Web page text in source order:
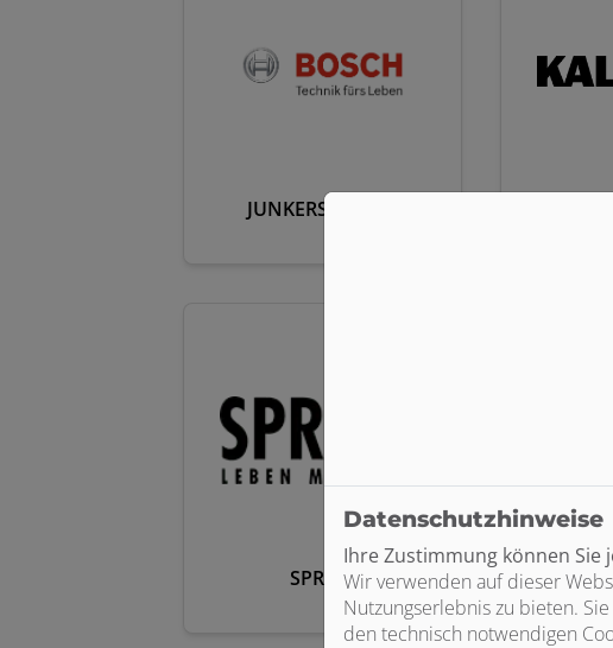
JUNKERS BOSCH
SPRINZ
Datenschutzhinweise
Ihre Zustimmung können Sie
Wir verwenden auf dieser
Nutzungserlebnis zu bieten.
den technisch notwendigen